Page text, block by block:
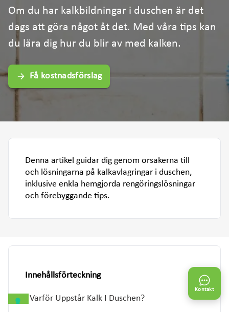
Om du har kalkbildningar i duschen är det
dags att göra något åt det. Med våra tips kan
du lära dig hur du blir av med kalken.
Få kostnadsförslag
Denna artikel guidar dig genom orsakerna till
och lösningarna på kalkavlagringar i duschen,
inklusive enkla hemgjorda rengöringslösningar
och förebyggande tips.
Innehållsförteckning
Varför Uppstår Kalk I Duschen?
Kontakt